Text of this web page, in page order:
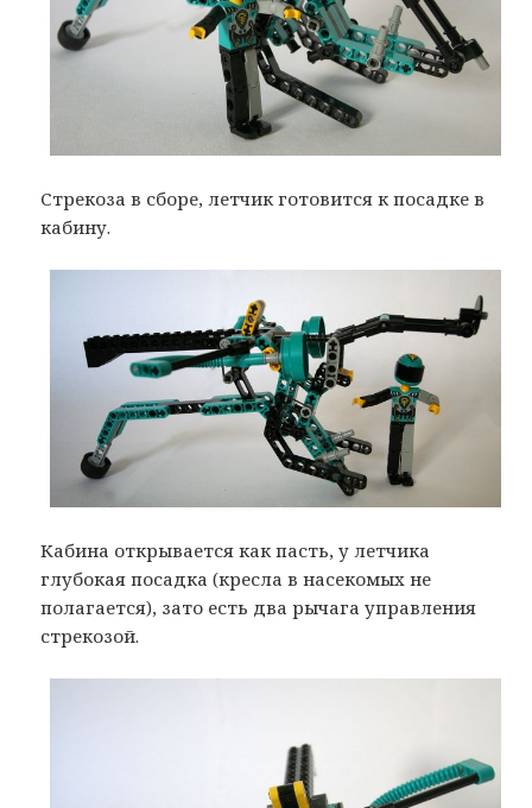
Стрекоза в сборе, летчик готовится к посадке в
кабину.
Кабина открывается как пасть, у летчика
глубокая посадка (кресла в насекомых не
полагается), зато есть два рычага управления
стрекозой.